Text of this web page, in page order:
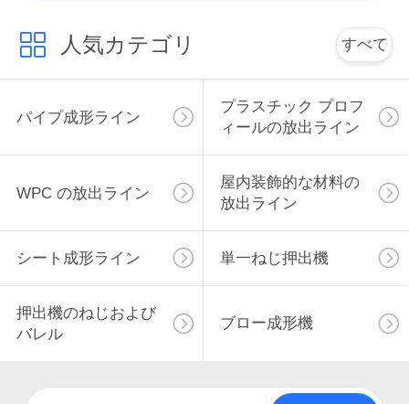
人気カテゴリ すべて
パイプ成形ライン
プラスチック プロフ
ィールの放出ライン
WPC の放出ライン
屋内装飾的な材料の
放出ライン
シート成形ライン 単一ねじ押出機
押出機のねじおよび
バレル
ブロー成形機